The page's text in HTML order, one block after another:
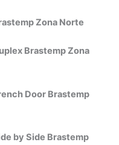
Zona Norte
Brastemp Zona
Door Brastemp
by Side Brastemp